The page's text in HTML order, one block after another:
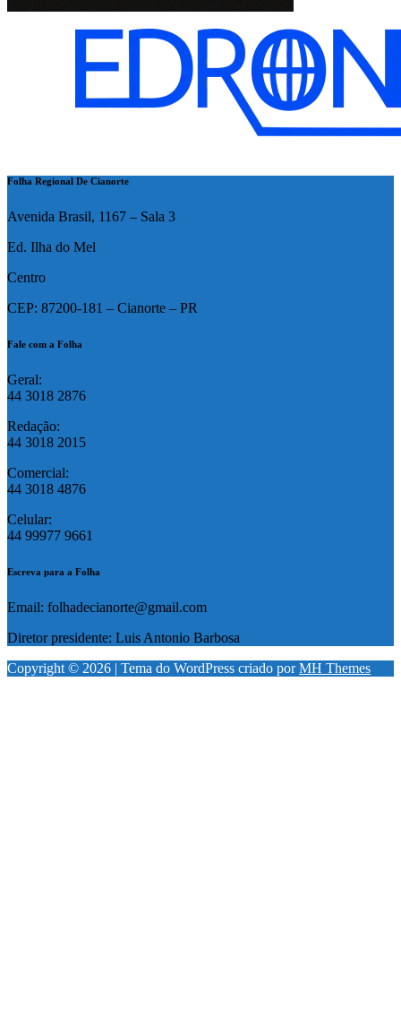
Folha Regional De Cianorte
Avenida Brasil, 1167 – Sala 3
Ed. Ilha do Mel
Centro
CEP: 87200-181 – Cianorte – PR
Fale com a Folha
Geral:
44 3018 2876
Redação:
44 3018 2015
Comercial:
44 3018 4876
Celular:
44 99977 9661
Escreva para a Folha
Email: folhadecianorte@gmail.com
Diretor presidente: Luis Antonio Barbosa
Copyright © 2026 | Tema do WordPress criado porMH Themes